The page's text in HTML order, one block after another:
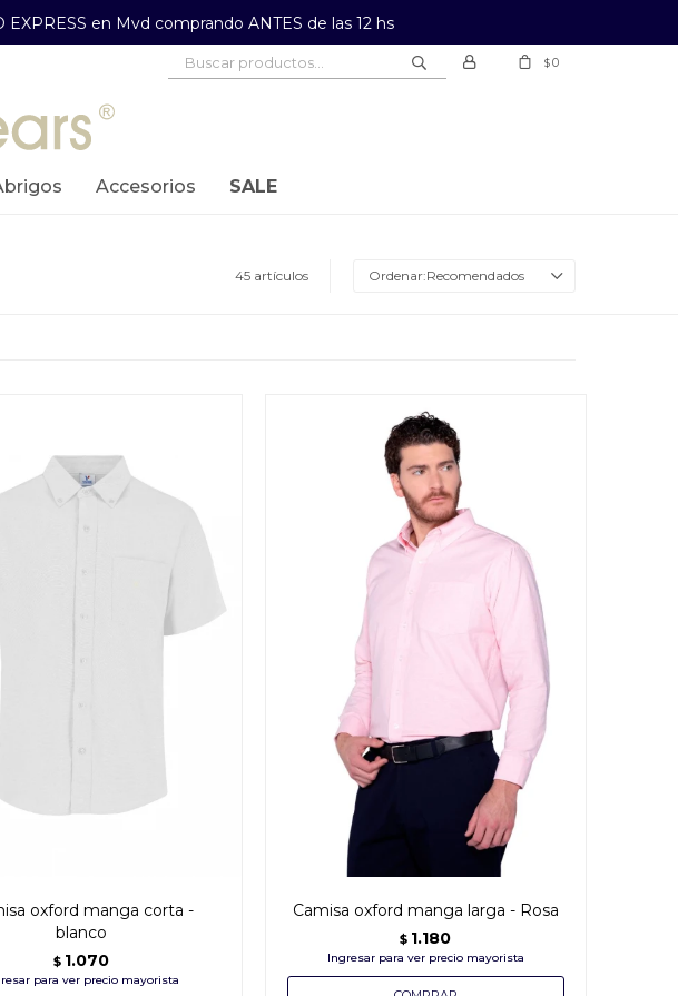
en Mvd comprando ANTES de las 12 hs
abrigos accesorios SALE
$0
45 artículos Recomendados
oxford manga corta -
blanco
$ 1.070
Camisa oxford manga larga - Rosa
$ 1.180